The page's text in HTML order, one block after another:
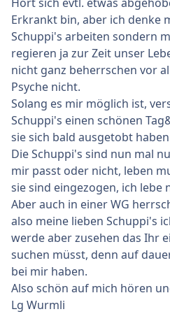
Erkrankt bin, aber ich denke
Schuppi's arbeiten sondern
regieren ja zur Zeit unser
nicht ganz beherrschen vor
Psyche nicht.
Solang es mir möglich ist,
Schuppi's einen schönen
sie sich bald ausgetobt
Die Schuppi's sind nun mal
mir passt oder nicht, leben
sie sind eingezogen, ich lebe
Aber auch in einer WG
also meine lieben Schuppi's
werde aber zusehen das Ihr
suchen müsst, denn auf
bei mir haben.
Also schön auf mich hören
Lg Wurmli